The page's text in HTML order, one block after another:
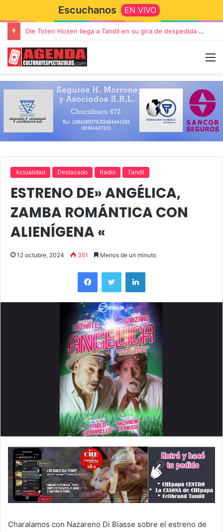
Escuchanos EN VIVO
Die Toten Hosen llega a Tandil en su gira de despedida «Fútbol, Asado, Vino y Adiós Amigos»
Actualidad Destacado Radio Tandil
ESTRENO DE» ANGÉLICA,
ZAMBA ROMÁNTICA CON
ALIENÍGENA «
12 octubre, 2024 351 Menos de un minuto
Charalamos con Nazareno Di Biasse sobre el estreno de